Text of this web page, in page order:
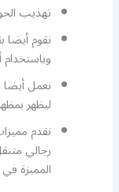
تهذيب
نقوم
نعمل أيضا
ليظهر
نقدم
رجالي
المميزة